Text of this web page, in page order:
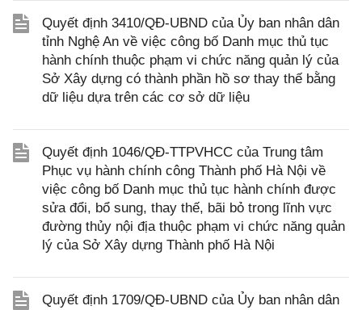
Quyết định 3410/QĐ-UBND của Ủy ban nhân dân
tỉnh Nghệ An về việc công bố Danh mục thủ tục
hành chính thuộc phạm vi chức năng quản lý của
Sở Xây dựng có thành phần hồ sơ thay thế bằng
dữ liệu dựa trên các cơ sở dữ liệu
Quyết định 1046/QĐ-TTPVHCC của Trung tâm
Phục vụ hành chính công Thành phố Hà Nội về
việc công bố Danh mục thủ tục hành chính được
sửa đổi, bổ sung, thay thế, bãi bỏ trong lĩnh vực
đường thủy nội địa thuộc phạm vi chức năng quản
lý của Sở Xây dựng Thành phố Hà Nội
Quyết định 1709/QĐ-UBND của Ủy ban nhân dân